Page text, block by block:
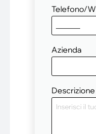
Telefono/
Azienda